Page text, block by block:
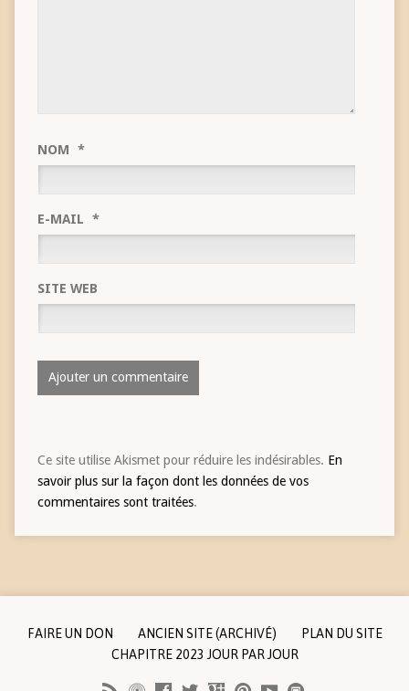
NOM *
E-MAIL *
SITE WEB
Ce site utilise Akismet pour réduire les indésirables. En
savoir plus sur la façon dont les données de vos
commentaires sont traitées.
FAIRE UN DON ANCIEN SITE (ARCHIVÉ)
PLAN DU SITE
CHAPITRE 2023 JOUR PAR JOUR